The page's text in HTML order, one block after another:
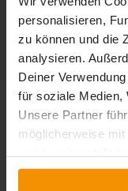
personalisieren,
zu können und die
analysieren.
Deiner
für soziale Medien,
Unsere Partner
möglicherweise
Nutzung der
4stars: 1
3 stars: 0
2stars: 0
1 stars: 0
Rezensionen